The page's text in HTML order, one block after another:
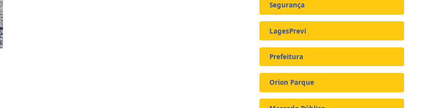
Segurança
LagesPrevi
Prefeitura
Orion Parque